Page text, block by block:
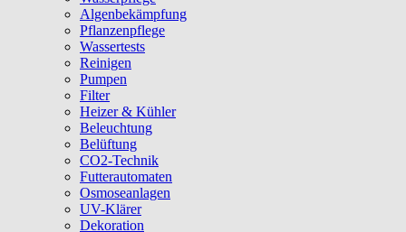
Algenbekämpfung
Pflanzenpflege
Wassertests
Reinigen
Pumpen
Filter
Heizer & Kühler
Beleuchtung
Belüftung
CO2-Technik
Futterautomaten
Osmoseanlagen
UV-Klärer
Dekoration